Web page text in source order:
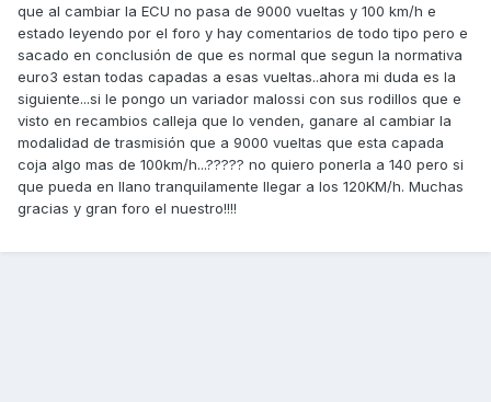
que al cambiar la ECU no pasa de 9000 vueltas y 100 km/h e
estado leyendo por el foro y hay comentarios de todo tipo pero e
sacado en conclusión de que es normal que segun la normativa
euro3 estan todas capadas a esas vueltas..ahora mi duda es la
siguiente...si le pongo un variador malossi con sus rodillos que e
visto en recambios calleja que lo venden, ganare al cambiar la
modalidad de trasmisión que a 9000 vueltas que esta capada
coja algo mas de 100km/h...????? no quiero ponerla a 140 pero si
que pueda en llano tranquilamente llegar a los 120KM/h. Muchas
gracias y gran foro el nuestro!!!!